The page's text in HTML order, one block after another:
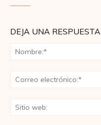
DEJA UNA RESPUESTA